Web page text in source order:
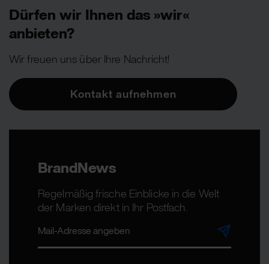
Dürfen wir Ihnen das »wir«
anbieten?
Wir freuen uns über Ihre Nachricht!
Kontakt aufnehmen
BrandNews
Regelmäßig frische Einblicke in die Welt
der Marken direkt in Ihr Postfach.